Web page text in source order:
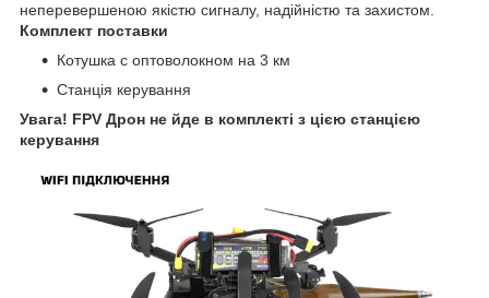
неперевершеною якістю сигналу, надійністю та захистом.
Комплект поставки
Котушка с оптоволокном на 3 км
Станція керування
Увага! FPV Дрон не йде в комплекті з цією станцією
керування